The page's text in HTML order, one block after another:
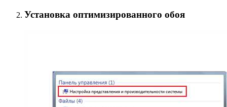
Установка оптимизированного обоя